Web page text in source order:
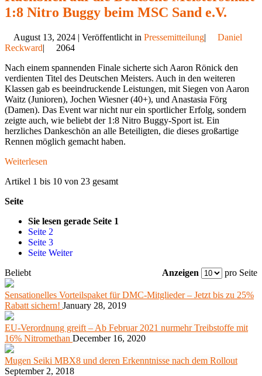
1:8 Nitro Buggy beim MSC Sand e.V.
August 13, 2024 | Veröffentlicht in Pressemitteilung|
Daniel
Reckward|
2064
Nach einem spannenden Finale sicherte sich Aaron Rönick den
verdienten Titel des Deutschen Meisters. Auch in den weiteren
Klassen gab es beeindruckende Leistungen, mit Siegen von Aaron
Waitz (Junioren), Jochen Wiesner (40+), und Anastasia Förg
(Damen). Das Event war nicht nur ein sportlicher Erfolg, sondern
zeigte auch, wie beliebt der 1:8 Nitro Buggy-Sport ist. Ein
herzliches Dankeschön an alle Beteiligten, die dieses großartige
Rennen möglich gemacht haben.
Weiterlesen
Artikel 1 bis 10 von 23 gesamt
Seite
Sie lesen gerade Seite 1
Seite 2
Seite 3
Seite Weiter
Anzeigen
pro Seite
Beliebt
Sensationelles Vorteilspaket für DMC-Mitglieder – Jetzt bis zu 25%
Rabatt sichern! January 28, 2019
EU-Verordnung greift – Ab Februar 2021 nurmehr Treibstoffe mit
16% Nitromethan December 16, 2020
Mugen Seiki MBX8 und deren Erkenntnisse nach dem Rollout
September 2, 2018